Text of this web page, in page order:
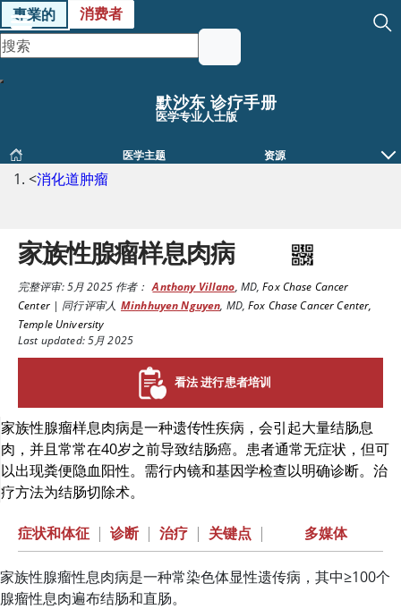
專業的 消费者
默沙东 诊疗手册
医学专业人士版
医学主题 资源
<消化道肿瘤
家族性腺瘤样息肉病
完整评审:5月 2025作者： Anthony Villano, MD,Fox Chase Cancer
Center| 同行评审人 Minhhuyen Nguyen, MD,Fox Chase Cancer Center,
Temple University
Last updated: 5月 2025
看法 进行患者培训
家族性腺瘤样息肉病是一种遗传性疾病，会引起大量结肠息
肉，并且常常在40岁之前导致结肠癌。患者通常无症状，但可
以出现粪便隐血阳性。需行内镜和基因学检查以明确诊断。治
疗方法为结肠切除术。
症状和体征 | 诊断 | 治疗 | 关键点 | 多媒体
家族性腺瘤性息肉病是一种常染色体显性遗传病，其中≥100个
腺瘤性息肉遍布结肠和直肠。